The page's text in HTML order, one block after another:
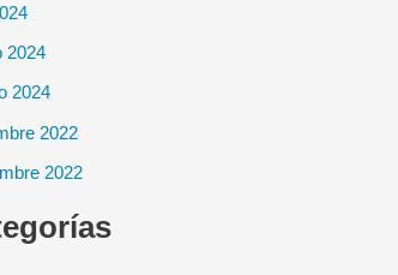
2024
2024
2022
2022